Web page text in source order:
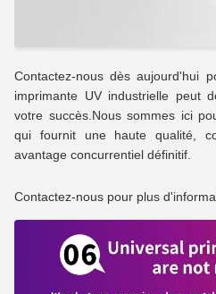
Contactez-nous dès aujourd'hui
imprimante UV industrielle peut
votre succès.Nous sommes ici
qui fournit une haute qualité,
avantage concurrentiel définitif.
Contactez-nous pour plus